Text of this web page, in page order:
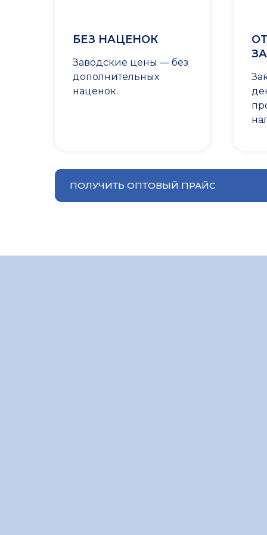
БЕЗ НАЦЕНОК
Заводские цены — без
дополнительных
наценок.
ПОЛУЧИТЬ ОПТОВЫЙ ПРАЙС